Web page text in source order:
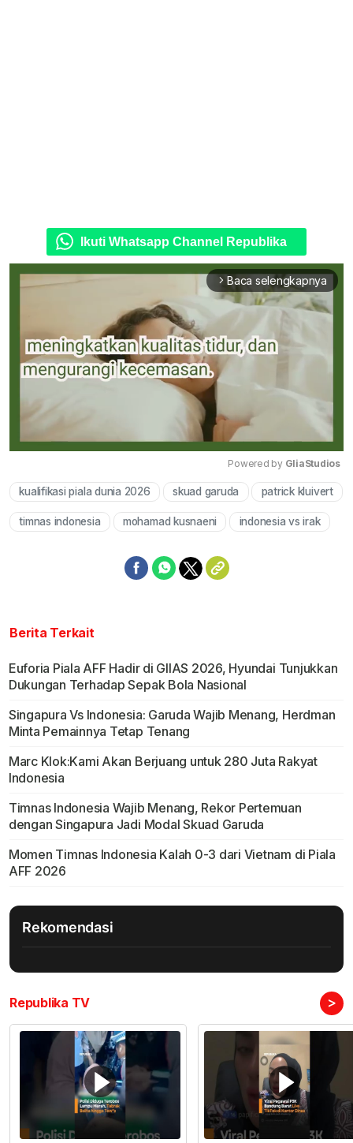
Ikuti Whatsapp Channel Republika
arrow_forward_ios Baca selengkapnya
Mute
Powered by GliaStudios
kualifikasi piala dunia 2026 skuad garuda patrick kluivert
timnas indonesia mohamad kusnaeni indonesia vs irak
Berita Terkait
Euforia Piala AFF Hadir di GIIAS 2026, Hyundai Tunjukkan
Dukungan Terhadap Sepak Bola Nasional
Singapura Vs Indonesia: Garuda Wajib Menang, Herdman
Minta Pemainnya Tetap Tenang
Marc Klok:Kami Akan Berjuang untuk 280 Juta Rakyat
Indonesia
Timnas Indonesia Wajib Menang, Rekor Pertemuan
dengan Singapura Jadi Modal Skuad Garuda
Momen Timnas Indonesia Kalah 0-3 dari Vietnam di Piala
AFF 2026
Rekomendasi
Republika TV >